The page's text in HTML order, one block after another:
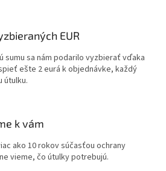
EUR
sumu sa nám podarilo vyzbierať vďaka
ešte 2 eurá k objednávke, každý
útulku.
k vám
ako 10 rokov súčasťou ochrany
vieme, čo útulky potrebujú.